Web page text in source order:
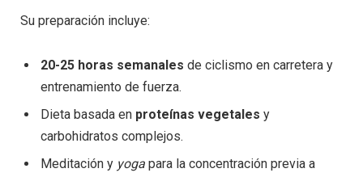
Su preparación incluye:
20-25 horas semanales de ciclismo en carretera y
entrenamiento de fuerza.
Dieta basada en proteínas vegetales y
carbohidratos complejos.
Meditación y yoga para la concentración previa a